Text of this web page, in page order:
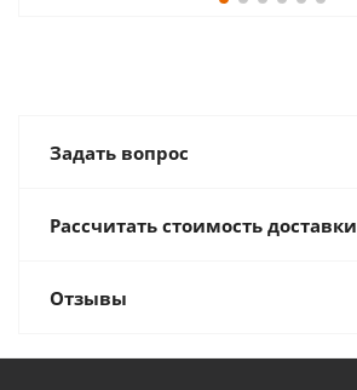
Задать вопрос
Рассчитать стоимость доставки
Отзывы